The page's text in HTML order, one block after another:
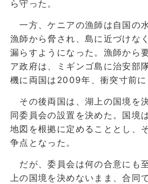
ら守った。
一方、ケニアの漁師は自国の
漁師から脅され、島に近づけな
漏らすようになった。漁師から
ア政府は、ミギンゴ島に治安部
機に両国は2009年、衝突寸前に
その後両国は、湖上の国境を
同委員会の設置を決めた。国境
地図を根拠に定めることとし、
争点となった。
だが、委員会は何の合意にも
上の国境を決めないまま、合同